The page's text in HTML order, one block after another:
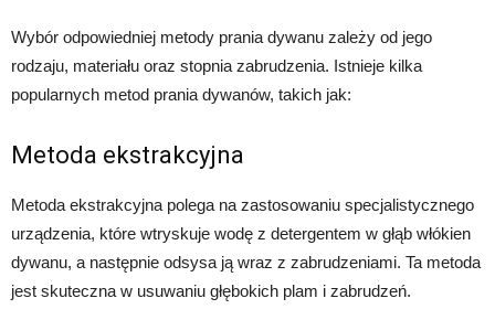
Wybór odpowiedniej metody prania dywanu zależy od jego
rodzaju, materiału oraz stopnia zabrudzenia. Istnieje kilka
popularnych metod prania dywanów, takich jak:
Metoda ekstrakcyjna
Metoda ekstrakcyjna polega na zastosowaniu specjalistycznego
urządzenia, które wtryskuje wodę z detergentem w głąb włókien
dywanu, a następnie odsysa ją wraz z zabrudzeniami. Ta metoda
jest skuteczna w usuwaniu głębokich plam i zabrudzeń.